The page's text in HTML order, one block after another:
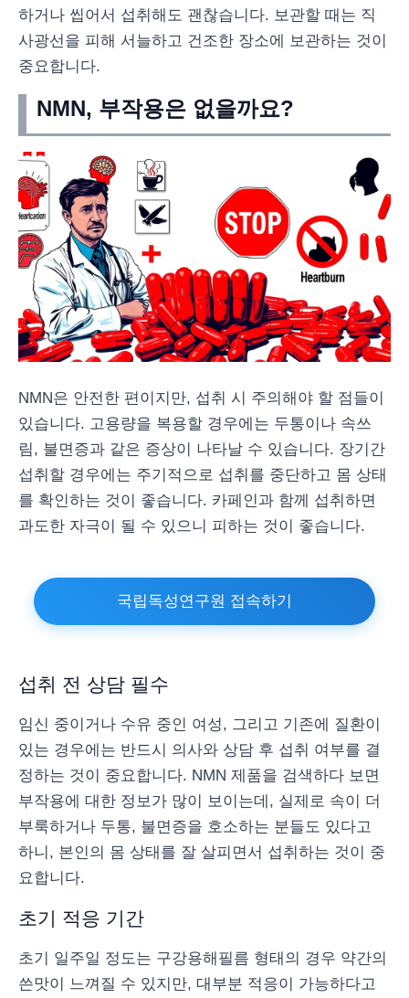
하거나 씹어서 섭취해도 괜찮습니다. 보관할 때는 직
사광선을 피해 서늘하고 건조한 장소에 보관하는 것이
중요합니다.
NMN, 부작용은 없을까요?
NMN은 안전한 편이지만, 섭취 시 주의해야 할 점들이
있습니다. 고용량을 복용할 경우에는 두통이나 속쓰
림, 불면증과 같은 증상이 나타날 수 있습니다. 장기간
섭취할 경우에는 주기적으로 섭취를 중단하고 몸 상태
를 확인하는 것이 좋습니다. 카페인과 함께 섭취하면
과도한 자극이 될 수 있으니 피하는 것이 좋습니다.
국립독성연구원 접속하기
섭취 전 상담 필수
임신 중이거나 수유 중인 여성, 그리고 기존에 질환이
있는 경우에는 반드시 의사와 상담 후 섭취 여부를 결
정하는 것이 중요합니다. NMN 제품을 검색하다 보면
부작용에 대한 정보가 많이 보이는데, 실제로 속이 더
부룩하거나 두통, 불면증을 호소하는 분들도 있다고
하니, 본인의 몸 상태를 잘 살피면서 섭취하는 것이 중
요합니다.
초기 적응 기간
초기 일주일 정도는 구강용해필름 형태의 경우 약간의
쓴맛이 느껴질 수 있지만, 대부분 적응이 가능하다고